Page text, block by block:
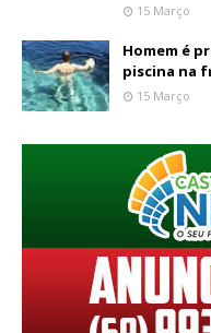
15 Março
Homem é
piscina na
15 Março